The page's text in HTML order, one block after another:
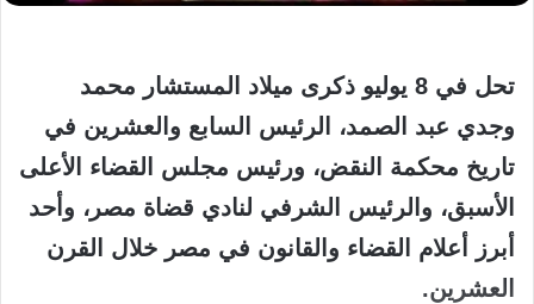
تحل في 8 يوليو ذكرى ميلاد المستشار محمد
وجدي عبد الصمد، الرئيس السابع والعشرين في
تاريخ محكمة النقض، ورئيس مجلس القضاء الأعلى
الأسبق، والرئيس الشرفي لنادي قضاة مصر، وأحد
أبرز أعلام القضاء والقانون في مصر خلال القرن
العشرين.